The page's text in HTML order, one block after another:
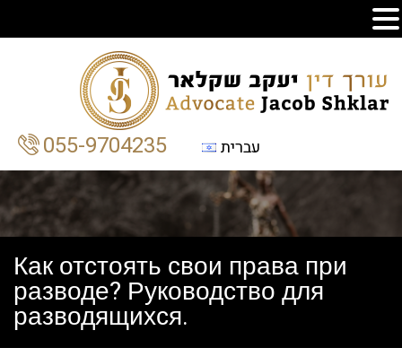
055-9704235 עברית
Как отстоять свои права при
разводе? Руководство для
разводящихся.